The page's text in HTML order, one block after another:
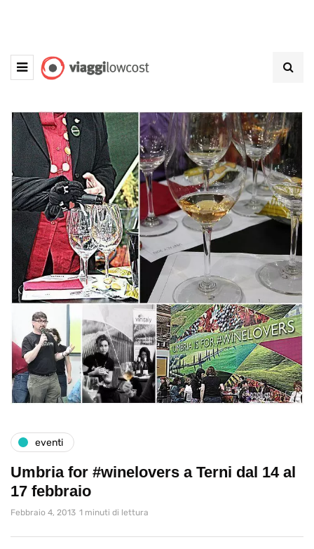
eventi
Umbria for #winelovers a Terni dal 14 al
17 febbraio
Febbraio 4, 2013 1 minuti di lettura